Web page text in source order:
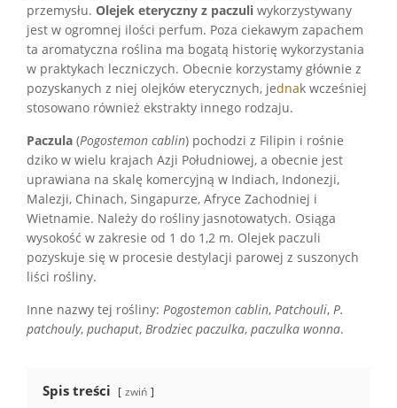
przemysłu. Olejek eteryczny z paczuli wykorzystywany
jest w ogromnej ilości perfum. Poza ciekawym zapachem
ta aromatyczna roślina ma bogatą historię wykorzystania
w praktykach leczniczych. Obecnie korzystamy głównie z
pozyskanych z niej olejków eterycznych, jednak wcześniej
stosowano również ekstrakty innego rodzaju.
Paczula (Pogostemon cablin) pochodzi z Filipin i rośnie
dziko w wielu krajach Azji Południowej, a obecnie jest
uprawiana na skalę komercyjną w Indiach, Indonezji,
Malezji, Chinach, Singapurze, Afryce Zachodniej i
Wietnamie. Należy do rośliny jasnotowatych. Osiąga
wysokość w zakresie od 1 do 1,2 m. Olejek paczuli
pozyskuje się w procesie destylacji parowej z suszonych
liści rośliny.
Inne nazwy tej rośliny: Pogostemon cablin, Patchouli, P.
patchouly, puchaput, Brodziec paczulka, paczulka wonna.
Spis treści zwiń